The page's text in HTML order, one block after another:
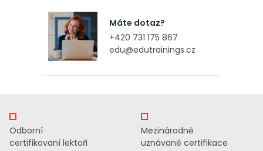
Máte dotaz?
+420 731 175 867
edu@edutrainings.cz
Odborní
certifikovaní lektoři
Mezinárodně
uznávané certifikace